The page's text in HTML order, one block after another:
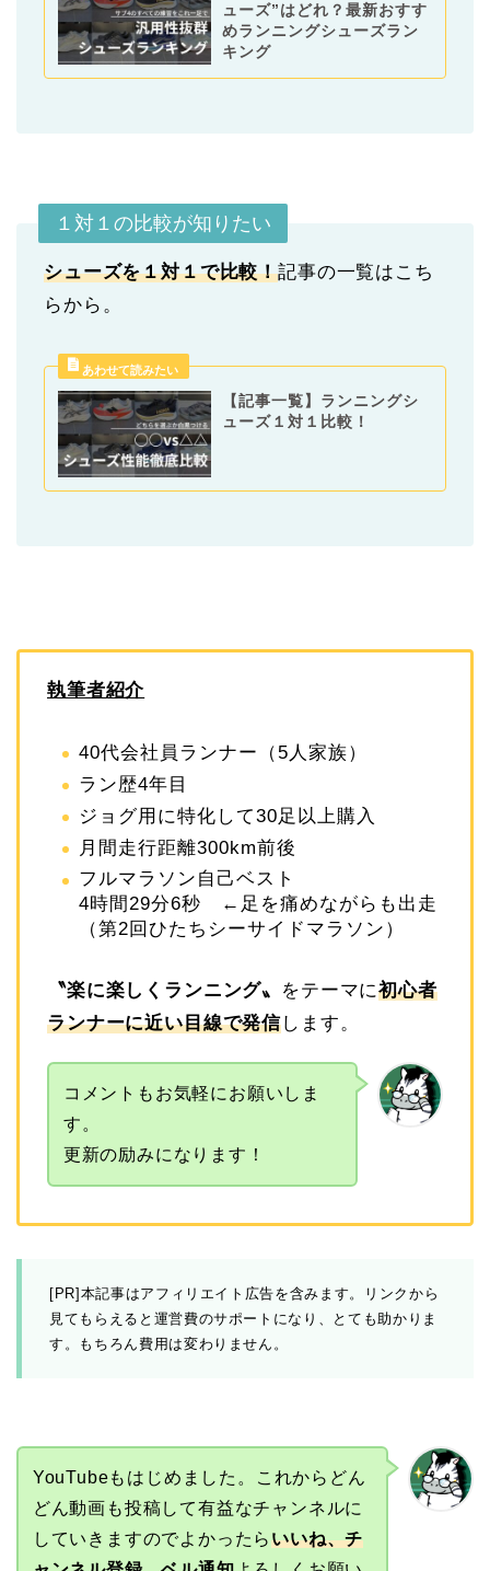
ューズ”はどれ？最新おすす
めランニングシューズラン
キング
１対１の比較が知りたい
シューズを１対１で比較！記事の一覧はこち
らから。
【記事一覧】ランニングシ
ューズ１対１比較！
執筆者紹介
40代会社員ランナー（5人家族）
ラン歴4年目
ジョグ用に特化して30足以上購入
月間走行距離300km前後
フルマラソン自己ベスト
4時間29分6秒 ←足を痛めながらも出走
（第2回ひたちシーサイドマラソン）
〝楽に楽しくランニング〟 をテーマに初心者
ランナーに近い目線で発信します。
コメントもお気軽にお願いしま
す。
更新の励みになります！
[PR]本記事はアフィリエイト広告を含みます。リンクから
見てもらえると運営費のサポートになり、とても助かりま
す。もちろん費用は変わりません。
YouTubeもはじめました。これからどん
どん動画も投稿して有益なチャンネルに
していきますのでよかったらいいね、チ